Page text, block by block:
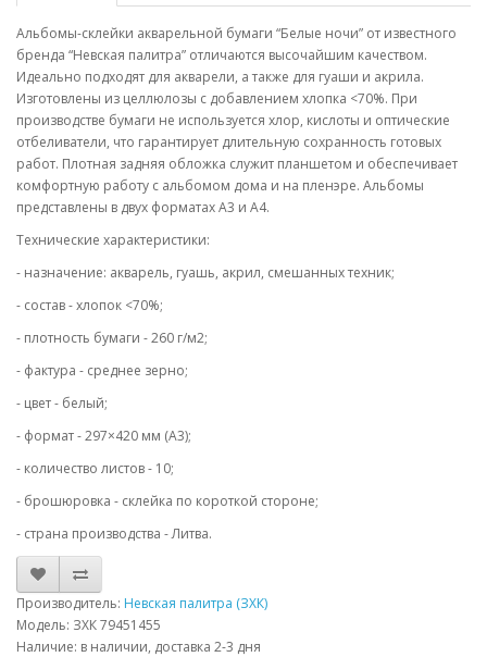
Альбомы-склейки акварельной бумаги “Белые ночи” от известного
бренда “Невская палитра” отличаются высочайшим качеством.
Идеально подходят для акварели, а также для гуаши и акрила.
Изготовлены из целлюлозы с добавлением хлопка <70%. При
производстве бумаги не используется хлор, кислоты и оптические
отбеливатели, что гарантирует длительную сохранность готовых
работ. Плотная задняя обложка служит планшетом и обеспечивает
комфортную работу с альбомом дома и на пленэре. Альбомы
представлены в двух форматах А3 и А4.
Технические характеристики:
- назначение: акварель, гуашь, акрил, смешанных техник;
- состав - хлопок <70%;
- плотность бумаги - 260 г/м2;
- фактура - среднее зерно;
- цвет - белый;
- формат - 297×420 мм (А3);
- количество листов - 10;
- брошюровка - склейка по короткой стороне;
- страна производства - Литва.
Производитель: Невская палитра (ЗХК)
Модель: ЗХК 79451455
Наличие: в наличии, доставка 2-3 дня